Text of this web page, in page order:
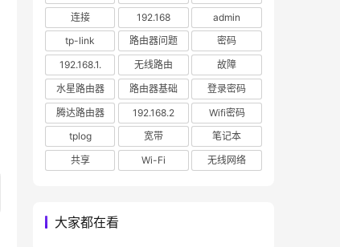
连接
192.168
admin
tp-link
路由器问题
密码
192.168.1.
无线路由
故障
水星路由器
路由器基础
登录密码
腾达路由器
192.168.2
Wifi密码
tplog
宽带
笔记本
共享
Wi-Fi 无线网络
大家都在看